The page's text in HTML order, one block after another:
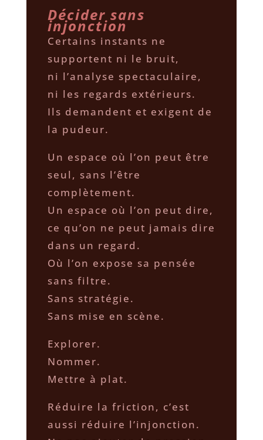
Décider sans
injonction
Certains instants ne
supportent ni le bruit,
ni l’analyse spectaculaire,
ni les regards extérieurs.
Ils demandent et exigent de
la pudeur.
Un espace où l’on peut être
seul, sans l’être
complètement.
Un espace où l’on peut dire,
ce qu’on ne peut jamais dire
dans un regard.
Où l’on expose sa pensée
sans filtre.
Sans stratégie.
Sans mise en scène.
Explorer.
Nommer.
Mettre à plat.
Réduire la friction, c’est
aussi réduire l’injonction.